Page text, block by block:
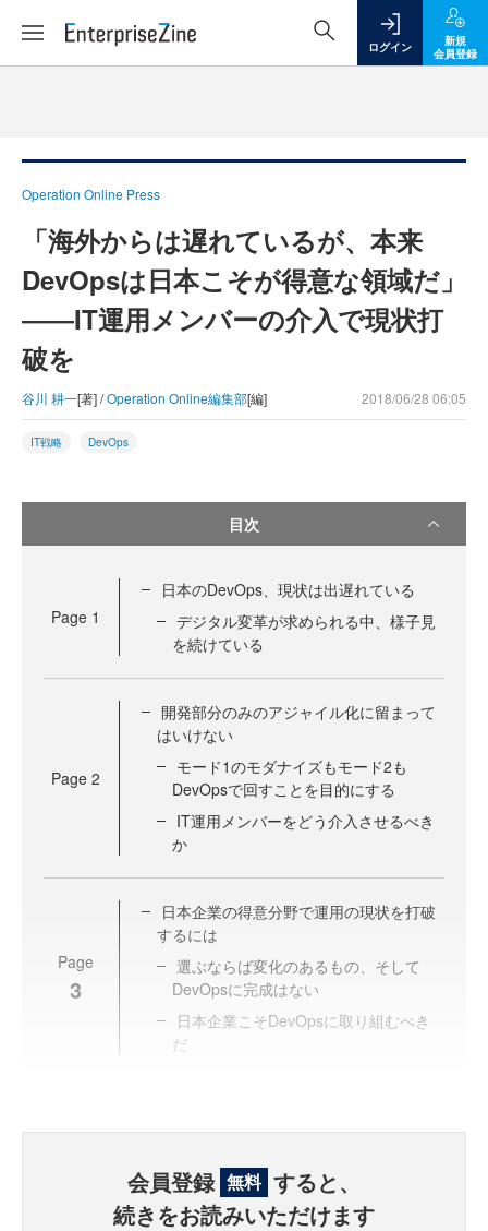
ログイン
新規
会員登録
Operation Online Press
「海外からは遅れているが、本来
DevOpsは日本こそが得意な領域だ」
――IT運用メンバーの介入で現状打
破を
谷川 耕一[著] /Operation Online編集部[編] 2018/06/28 06:05
IT戦略 DevOps
目次
Page 1
日本のDevOps、現状は出遅れている
デジタル変革が求められる中、様子見
を続けている
Page 2
開発部分のみのアジャイル化に留まって
はいけない
モード1のモダナイズもモード2も
DevOpsで回すことを目的にする
IT運用メンバーをどう介入させるべき
か
Page
3
日本企業の得意分野で運用の現状を打破
するには
選ぶならば変化のあるもの、そして
DevOpsに完成はない
日本企業こそDevOpsに取り組むべき
だ
会員登録 無料 すると、
続きをお読みいただけます